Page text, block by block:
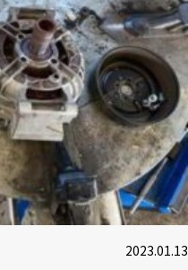
2023.01.13